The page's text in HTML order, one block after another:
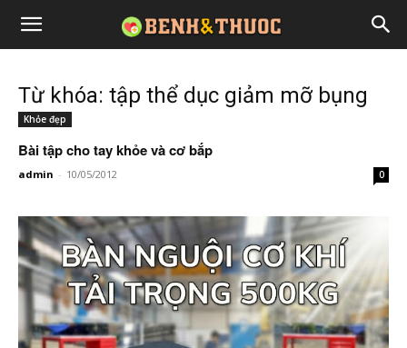
Từ khóa: tập thể dục giảm mỡ bụng
Khỏe đẹp
Bài tập cho tay khỏe và cơ bắp
admin - 10/05/2012 0